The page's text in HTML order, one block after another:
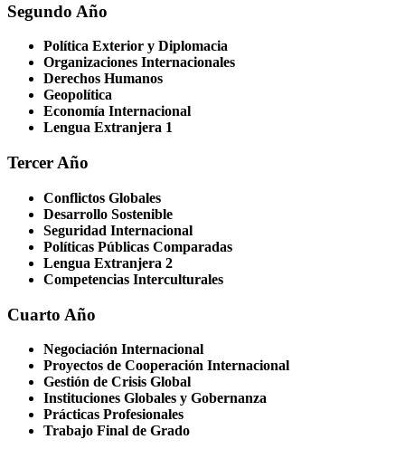
Segundo Año
Política Exterior y Diplomacia
Organizaciones Internacionales
Derechos Humanos
Geopolítica
Economía Internacional
Lengua Extranjera 1
Tercer Año
Conflictos Globales
Desarrollo Sostenible
Seguridad Internacional
Políticas Públicas Comparadas
Lengua Extranjera 2
Competencias Interculturales
Cuarto Año
Negociación Internacional
Proyectos de Cooperación Internacional
Gestión de Crisis Global
Instituciones Globales y Gobernanza
Prácticas Profesionales
Trabajo Final de Grado